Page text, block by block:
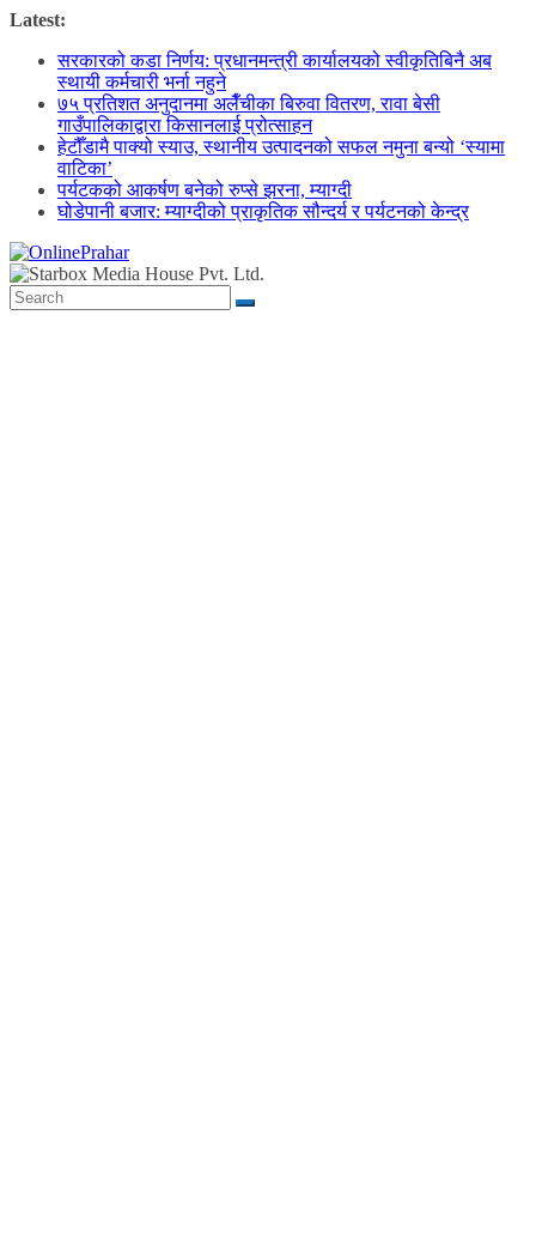
Skip
content
Latest:
सरकारको कडा निर्णय: प्रधानमन्त्री कार्यालयको स्वीकृतिबिनै अब
स्थायी कर्मचारी भर्ना नहुने
७५ प्रतिशत अनुदानमा अलैँचीका बिरुवा वितरण, रावा बेसी
गाउँपालिकाद्वारा किसानलाई प्रोत्साहन
हेटौँडामै पाक्यो स्याउ, स्थानीय उत्पादनको सफल नमुना बन्यो ‘स्यामा
वाटिका’
पर्यटकको आकर्षण बनेको रुप्से झरना, म्याग्दी
घोडेपानी बजार: म्याग्दीको प्राकृतिक सौन्दर्य र पर्यटनको केन्द्र